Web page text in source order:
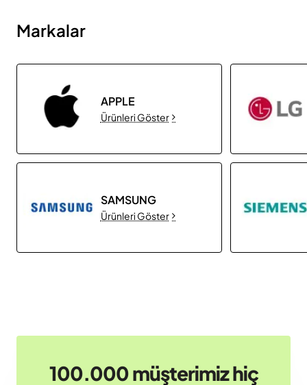
Markalar
APPLE
Ürünleri Göster
SAMSUNG
Ürünleri Göster
100.000 müşterimiz hiç